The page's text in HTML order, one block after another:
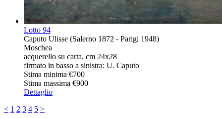
Lotto 94
Caputo Ulisse (Salerno 1872 - Parigi 1948)
Moschea
acquerello su carta, cm 24x28
firmato in basso a sinistra: U. Caputo
Stima minima €700
Stima massima €900
Dettaglio
< 1 2 3 4 5 >